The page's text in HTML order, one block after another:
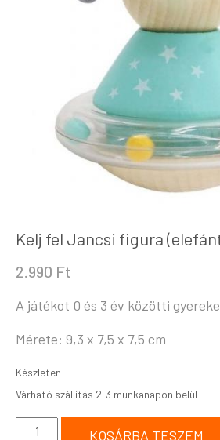
Kelj fel Jancsi figura
2.990 Ft
A játékot 0 és 3 év közötti
Mérete: 9,3 x 7,5 x 7,5 cm
Készleten
KOSÁRBA TESZEM